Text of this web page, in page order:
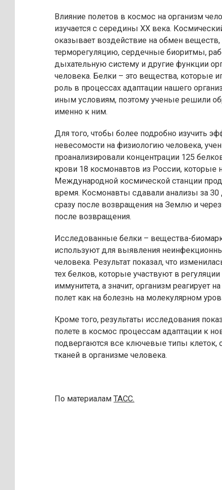
Влияние полетов в космос на организм
изучается с середины XX века.
оказывает воздействие на обмен веществ,
терморегуляцию, сердечные биоритмы,
дыхательную систему и другие функции
человека. Белки – это вещества, которые
роль в процессах адаптации нашего
иным условиям, поэтому ученые решили
именно к ним.
Для того, чтобы более подробно изучить
невесомости на физиологию человека,
проанализировали концентрации 125
крови 18 космонавтов из России, которые
Международной космической станции
время. Космонавты сдавали анализы за 30
сразу после возвращения на Землю и
после возвращения.
Исследованные белки – вещества-
используют для выявления
человека. Результат показал, что
тех белков, которые участвуют в регуляции
иммунитета, а значит, организм реагирует
полет как на болезнь на молекулярном
Кроме того, результаты исследования
полете в космос процессам адаптации к
подвергаются все ключевые типы клеток,
тканей в организме человека.
По материаламТАСС.